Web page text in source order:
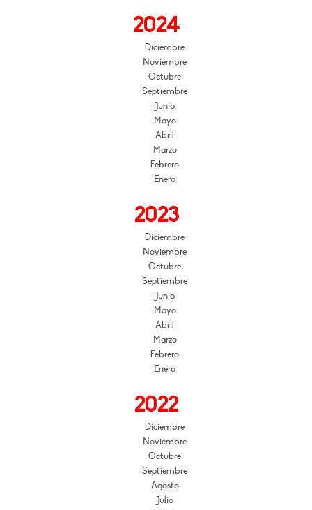
2024
Diciembre
Noviembre
Octubre
Septiembre
Junio
Mayo
Abril
Marzo
Febrero
Enero
2023
Diciembre
Noviembre
Octubre
Septiembre
Junio
Mayo
Abril
Marzo
Febrero
Enero
2022
Diciembre
Noviembre
Octubre
Septiembre
Agosto
Julio